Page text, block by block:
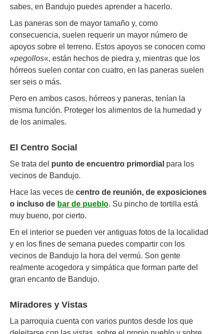
sabes, en Bandujo puedes aprender a hacerlo.
Las paneras son de mayor tamaño y, como
consecuencia, suelen requerir un mayor número de
apoyos sobre el terreno. Estos apoyos se conocen como
«pegollos«, están hechos de piedra y, mientras que los
hórreos suelen contar con cuatro, en las paneras suelen
ser seis o más.
Pero en ambos casos, hórreos y paneras, tenían la
misma función. Proteger los alimentos de la humedad y
de los animales.
El Centro Social
Se trata del punto de encuentro primordial para los
vecinos de Bandujo.
Hace las veces de centro de reunión, de exposiciones
o incluso de bar de pueblo. Su pincho de tortilla está
muy bueno, por cierto.
En el interior se pueden ver antiguas fotos de la localidad
y en los fines de semana puedes compartir con los
vecinos de Bandujo la hora del vermú. Son gente
realmente acogedora y simpática que forman parte del
gran encanto de Bandujo.
Miradores y Vistas
La parroquia cuenta con varios puntos desde los que